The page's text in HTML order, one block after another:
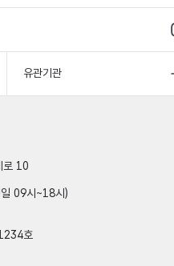
유관기관
로 10
09시~18시)
호